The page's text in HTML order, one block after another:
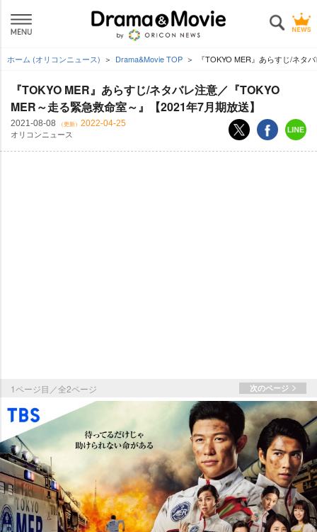
ホーム (オリコンニュース) Drama&Movie TOP 『TOKYO MER』あらすじ/ネタ
『TOKYO MER』あらすじ/ネタバレ注意／『TOKYO
MER～走る緊急救命室～』【2021年7月期放送】
2021-08-08 （更新） 2022-04-25
オリコンニュース
1ページ目／全2ページ 次のページ